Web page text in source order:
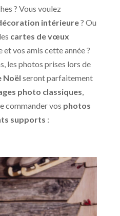
? Vous voulez
intérieure? Ou
cartes de vœux
vos amis cette année ?
les photos prises lors de
Noël seront parfaitement
photo classiques,
commander vos photos
supports :